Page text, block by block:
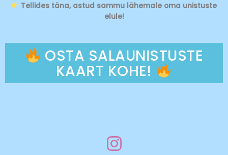
Tellides täna, astud sammu lähemale oma unistuste
elule!
OSTA SALAUNISTUSTE
KAART KOHE!